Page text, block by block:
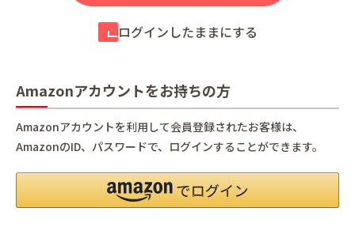
ログインしたままにする
Amazonアカウントをお持ちの方
Amazonアカウントを利用して会員登録されたお客様は、
AmazonのID、パスワードで、ログインすることができます。